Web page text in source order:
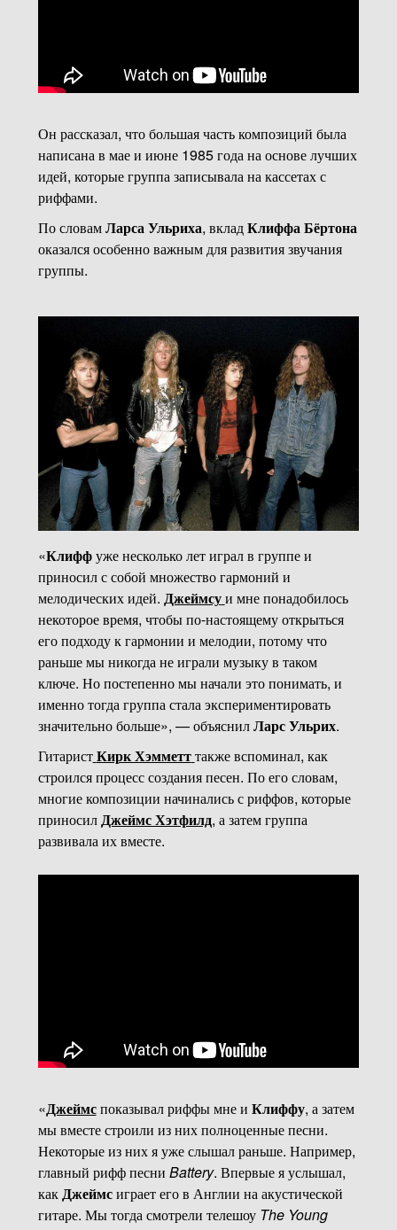
Он рассказал, что большая часть композиций была
написана в мае и июне 1985 года на основе лучших
идей, которые группа записывала на кассетах с
риффами.
По словамЛарса Ульриха, вкладКлиффа Бёртона
оказался особенно важным для развития звучания
группы.
«Клиффуже несколько лет играл в группе и
приносил с собой множество гармоний и
мелодических идей. Джеймсуи мне понадобилось
некоторое время, чтобы по-настоящему открыться
его подходу к гармонии и мелодии, потому что
раньше мы никогда не играли музыку в таком
ключе. Но постепенно мы начали это понимать, и
именно тогда группа стала экспериментировать
значительно больше», — объяснилЛарс Ульрих.
ГитаристКирк Хэмметттакже вспоминал, как
строился процесс создания песен. По его словам,
многие композиции начинались с риффов, которые
приносилДжеймс Хэтфилд, а затем группа
развивала их вместе.
«Джеймспоказывал риффы мне и Клиффу, а затем
мы вместе строили из них полноценные песни.
Некоторые из них я уже слышал раньше. Например,
главный рифф песни Battery. Впервые я услышал,
какДжеймсиграет его в Англии на акустической
гитаре. Мы тогда смотрели телешоу The Young